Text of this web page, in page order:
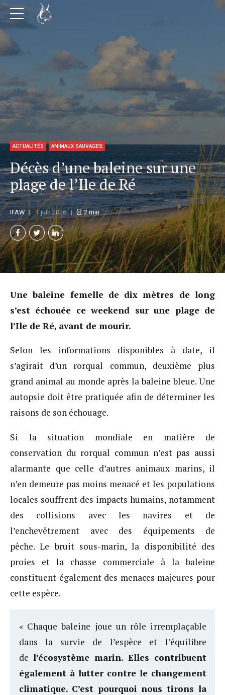
ACTUALITÉS ANIMAUX SAUVAGES
Décès d’une baleine sur une
plage de l’Ile de Ré
IFAW 1 juin 2026 2min
Une baleine femelle de dix mètres de long
s’est échouée ce weekend sur une plage de
l’Ile de Ré, avant de mourir.
Selon les informations disponibles à date, il
s’agirait d’un rorqual commun, deuxième plus
grand animal au monde après la baleine bleue. Une
autopsie doit être pratiquée afin de déterminer les
raisons de son échouage.
Si la situation mondiale en matière de
conservation du rorqual commun n’est pas aussi
alarmante que celle d’autres animaux marins, il
n’en demeure pas moins menacé et les populations
locales souffrent des impacts humains, notamment
des collisions avec les navires et de
l’enchevêtrement avec des équipements de
pêche. Le bruit sous-marin, la disponibilité des
proies et la chasse commerciale à la baleine
constituent également des menaces majeures pour
cette espèce.
«Chaque baleine joue un rôle irremplaçable
dans la survie de l’espèce et l’équilibre
de l’écosystème marin. Elles contribuent
également à lutter contre le changement
climatique. C’est pourquoi nous tirons la